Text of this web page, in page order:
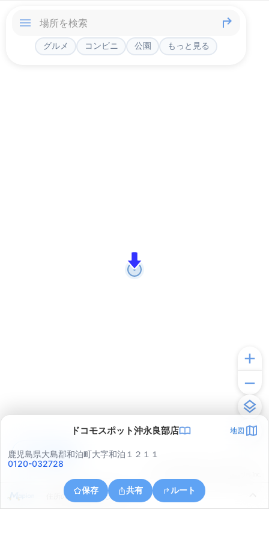
グルメ コンビニ 公園 もっと見る
ドコモスポット沖永良部店 地図
鹿児島県大島郡和泊町大字和泊１２１１
0120-032728
保存 共有 ルート
住所の取得に失敗しました
アプリで見る